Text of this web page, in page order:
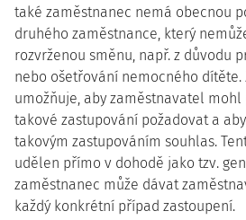
také zaměstnanec nemá obecnou
druhého zaměstnance, který
rozvrženou směnu, např. z důvodu
nebo ošetřování nemocného dítěte.
umožňuje, aby zaměstnavatel mohl
takové zastupování požadovat a
takovým zastupováním souhlas.
udělen přímo v dohodě jako tzv.
zaměstnanec může dávat
každý konkrétní případ zastoupení.